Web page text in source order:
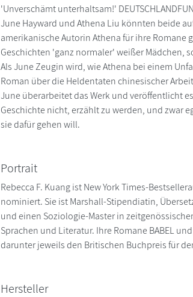
'Unverschämt unterhaltsam!'
June Hayward und Athena Liu könnten beide
amerikanische Autorin Athena für ihre Romane
Geschichten 'ganz normaler' weißer Mädchen,
Als June Zeugin wird, wie Athena bei einem
Roman über die Heldentaten chinesischer
June überarbeitet das Werk und veröffentlicht
Geschichte nicht, erzählt zu werden, und zwar
sie dafür gehen will.
Portrait
Rebecca F. Kuang ist New York Times-
nominiert. Sie ist Marshall-Stipendiatin,
und einen Soziologie-Master in
Sprachen und Literatur. Ihre Romane BABEL
darunter jeweils den Britischen Buchpreis für
Hersteller